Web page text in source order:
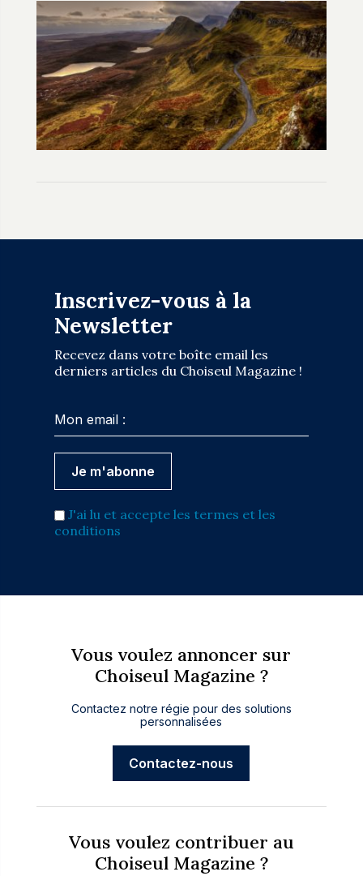
Inscrivez-vous à la
Newsletter
Recevez dans votre boîte email les
derniers articles du Choiseul Magazine !
J'ai lu et accepte les termes et les
conditions
Vous voulez annoncer sur
Choiseul Magazine ?
Contactez notre régie pour des solutions
personnalisées
Contactez-nous
Vous voulez contribuer au
Choiseul Magazine ?